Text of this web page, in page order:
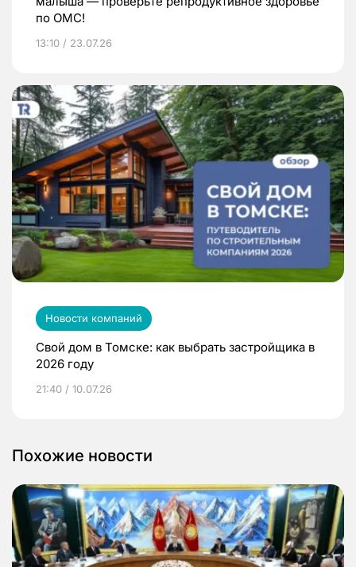
по ОМС!
13:10 / 23.07.26
Новости компаний
Свой дом в Томске: как выбрать застройщика в
2026 году
21:40 / 10.07.26
Похожие новости